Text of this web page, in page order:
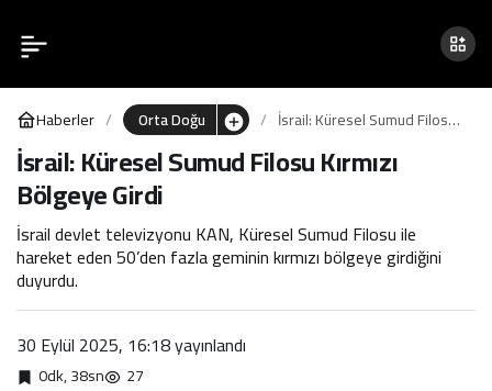
Haberler Orta Doğu
İsrail: Küresel Sumud Filosu
Kırmızı Bölgeye Girdi
İsrail: Küresel Sumud Filosu Kırmızı
Bölgeye Girdi
İsrail devlet televizyonu KAN, Küresel Sumud Filosu ile
hareket eden 50’den fazla geminin kırmızı bölgeye girdiğini
duyurdu.
30 Eylül 2025, 16:18yayınlandı
0dk, 38sn 27
İsrail: Küresel Sumud
Filosu Kırmızı Bölgeye Girdi
0